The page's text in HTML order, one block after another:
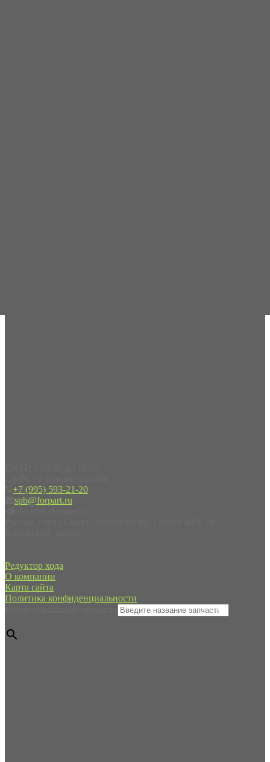
+7 (995) 593-21-20
spb@forpart.ru
Редуктор хода
О компании
Карта сайта
Политика конфиденциальности